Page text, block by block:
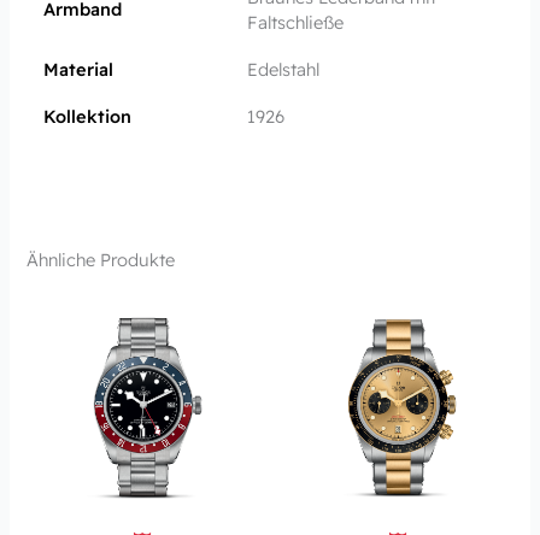
Armband
Faltschließe
Material Edelstahl
Kollektion 1926
Ähnliche Produkte